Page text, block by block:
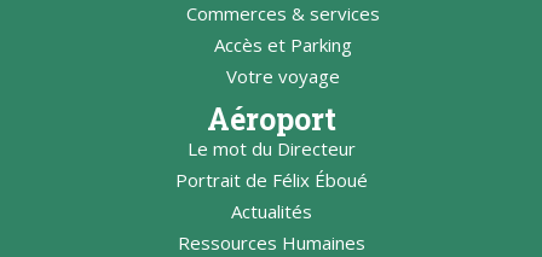
Commerces & services
Accès et Parking
Votre voyage
Aéroport
Le mot du Directeur
Portrait de Félix Éboué
Actualités
Ressources Humaines